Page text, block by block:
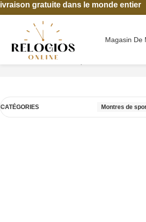
gratuite dans le monde entier
Magasin De
Accueil Montres de sport
CATÉGORIES Montres de